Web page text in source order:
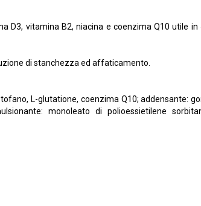
D3, vitamina B2, niacina e coenzima Q10 utile
di stanchezza ed affaticamento.
L-glutatione, coenzima Q10; addensante:
monoleato di polioessietilene